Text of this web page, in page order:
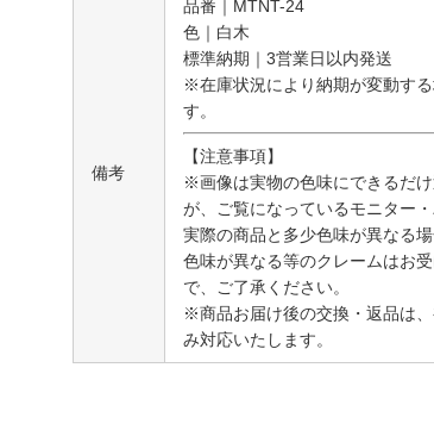
備考
品番｜MTNT-24
色｜白木
標準納期｜3営業日以内発送
※在庫状況により納期が変動す
す。
【注意事項】
※画像は実物の色味にできるだ
が、ご覧になっているモニター
実際の商品と多少色味が異なる場
色味が異なる等のクレームはお
で、ご了承ください。
※商品お届け後の交換・返品は
み対応いたします。